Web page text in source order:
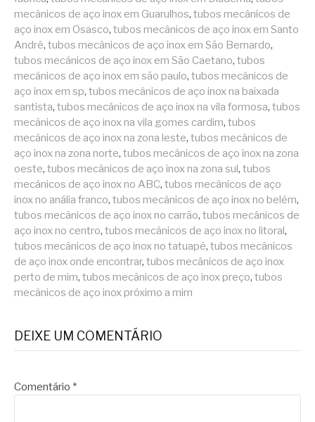
mecânicos de aço inox em Guarulhos, tubos mecânicos de
aço inox em Osasco, tubos mecânicos de aço inox em Santo
André, tubos mecânicos de aço inox em São Bernardo,
tubos mecânicos de aço inox em São Caetano, tubos
mecânicos de aço inox em são paulo, tubos mecânicos de
aço inox em sp, tubos mecânicos de aço inox na baixada
santista, tubos mecânicos de aço inox na vila formosa, tubos
mecânicos de aço inox na vila gomes cardim, tubos
mecânicos de aço inox na zona leste, tubos mecânicos de
aço inox na zona norte, tubos mecânicos de aço inox na zona
oeste, tubos mecânicos de aço inox na zona sul, tubos
mecânicos de aço inox no ABC, tubos mecânicos de aço
inox no anália franco, tubos mecânicos de aço inox no belém,
tubos mecânicos de aço inox no carrão, tubos mecânicos de
aço inox no centro, tubos mecânicos de aço inox no litoral,
tubos mecânicos de aço inox no tatuapé, tubos mecânicos
de aço inox onde encontrar, tubos mecânicos de aço inox
perto de mim, tubos mecânicos de aço inox preço, tubos
mecânicos de aço inox próximo a mim
DEIXE UM COMENTÁRIO
Comentário *